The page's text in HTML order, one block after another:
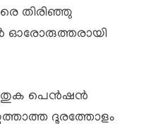
തിരിഞ്ഞു
ഓരോരുത്തരായി
തുക പെൻഷൻ
ദൂരത്തോളം